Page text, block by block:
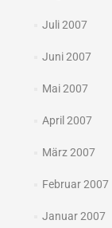
Juli 2007
Juni 2007
Mai 2007
April 2007
März 2007
Februar 2007
Januar 2007